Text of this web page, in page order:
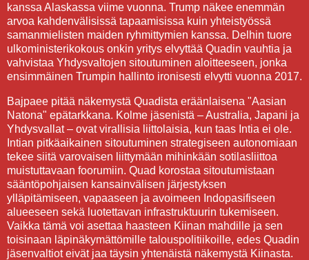
kanssa Alaskassa viime vuonna. Trump näkee enemmän
arvoa kahdenvälisissä tapaamisissa kuin yhteistyössä
samanmielisten maiden ryhmittymien kanssa. Delhin tuore
ulkoministerikokous onkin yritys elvyttää Quadin vauhtia ja
vahvistaa Yhdysvaltojen sitoutuminen aloitteeseen, jonka
ensimmäinen Trumpin hallinto ironisesti elvytti vuonna 2017.
Bajpaee pitää näkemystä Quadista eräänlaisena "Aasian
Natona" epätarkkana. Kolme jäsenistä – Australia, Japani ja
Yhdysvallat – ovat virallisia liittolaisia, kun taas Intia ei ole.
Intian pitkäaikainen sitoutuminen strategiseen autonomiaan
tekee siitä varovaisen liittymään mihinkään sotilasliittoa
muistuttavaan foorumiin. Quad korostaa sitoutumistaan
sääntöpohjaisen kansainvälisen järjestyksen
ylläpitämiseen, vapaaseen ja avoimeen Indopasifiseen
alueeseen sekä luotettavan infrastruktuurin tukemiseen.
Vaikka tämä voi asettaa haasteen Kiinan mahdille ja sen
toisinaan läpinäkymättömille talouspolitiikoille, edes Quadin
jäsenvaltiot eivät jaa täysin yhtenäistä näkemystä Kiinasta.